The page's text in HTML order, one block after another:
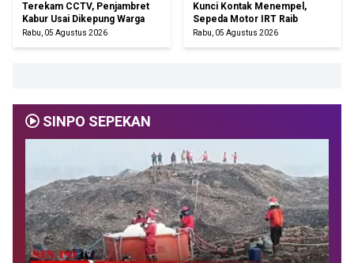
Terekam CCTV, Penjambret
Kabur Usai Dikepung Warga
Rabu, 05 Agustus 2026
Kunci Kontak Menempel,
Sepeda Motor IRT Raib
Rabu, 05 Agustus 2026
SINPO SEPEKAN